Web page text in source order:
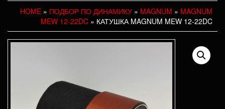
HOME » ПОДБОР ПО ДИНАМИКУ » MAGNUM » MAGNUM
MEW 12-22DC » КАТУШКА MAGNUM MEW 12-22DC